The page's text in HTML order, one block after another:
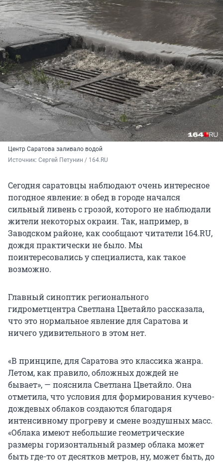
Центр Саратова заливало водой
Источник: Сергей Петунин / 164.RU
Сегодня саратовцы наблюдают очень интересное
погодное явление: в обед в городе начался
сильный ливень с грозой, которого не наблюдали
жители некоторых окраин. Так, например, в
Заводском районе, как сообщают читатели 164.RU,
дождя практически не было. Мы
поинтересовались у специалиста, как такое
возможно.
Главный синоптик регионального
гидрометцентра Светлана Цветайло рассказала,
что это нормальное явление для Саратова и
ничего удивительного в этом нет.
«В принципе, для Саратова это классика жанра.
Летом, как правило, обложных дождей не
бывает», — пояснила Светлана Цветайло. Она
отметила, что условия для формирования кучево-
дождевых облаков создаются благодаря
интенсивному прогреву и смене воздушных масс.
«Облака имеют небольшие геометрические
размеры горизонтальный размер облака может
быть где-то от десятков метров, ну, может быть, до